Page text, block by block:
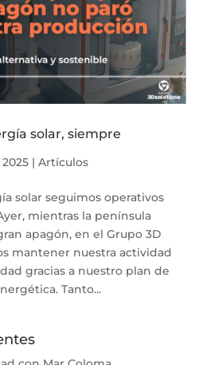
solar, siempre
| Artículos
solar seguimos operativos
mientras la península
apagón, en el Grupo 3D
mantener nuestra actividad
gracias a nuestro plan de
Tanto...